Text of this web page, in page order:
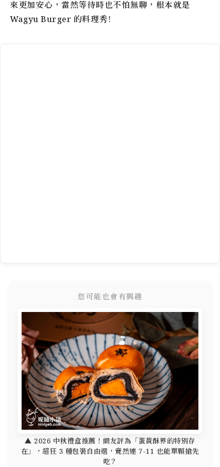
來更加安心，當然等待時也不怕無聊，根本就是
Wagyu Burger 的料理秀!
您可能也會有興趣
▲ 2026 中秋禮盒推薦！網友評為「蛋黃酥界的特別存
在」，超狂 3 種包裝自由選，竟然連 7-11 也能單顆搶先
吃？